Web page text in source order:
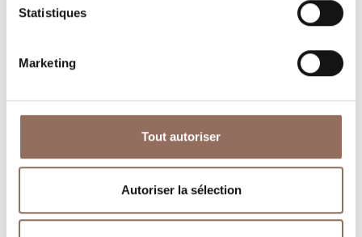
Statistiques
Marketing
Tout autoriser
Autoriser la sélection
Où dormir Où manger
Tourisme